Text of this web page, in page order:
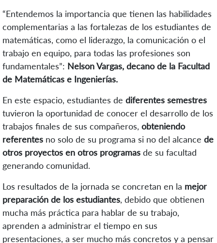
“Entendemos la importancia que tienen las habilidades
complementarias a las fortalezas de los estudiantes de
matemáticas, como el liderazgo, la comunicación o el
trabajo en equipo, para todas las profesiones son
fundamentales”: Nelson Vargas, decano de la Facultad
de Matemáticas e Ingenierías.
En este espacio, estudiantes de diferentes semestres
tuvieron la oportunidad de conocer el desarrollo de los
trabajos finales de sus compañeros, obteniendo
referentes no solo de su programa si no del alcance de
otros proyectos en otros programas de su facultad
generando comunidad.
Los resultados de la jornada se concretan en la mejor
preparación de los estudiantes, debido que obtienen
mucha más práctica para hablar de su trabajo,
aprenden a administrar el tiempo en sus
presentaciones, a ser mucho más concretos y a pensar